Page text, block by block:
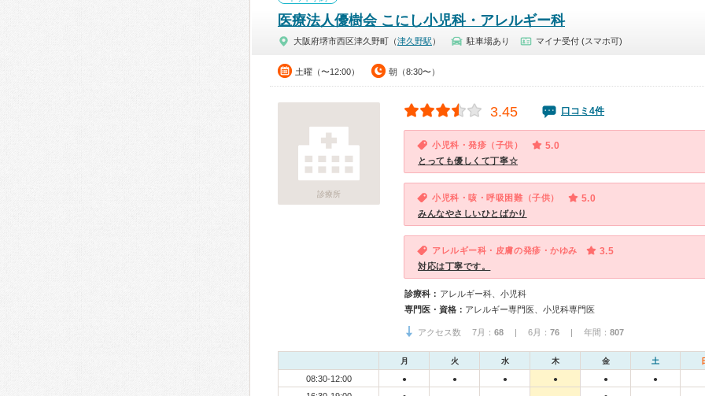
医療法人優樹会 こにし小児科・アレルギー科
大阪府堺市西区津久野町（津久野駅 ） 駐車場あり マイナ受付 (スマホ可)
土曜（〜12:00） 朝（8:30〜）
診療所
3.45 口コミ4件
小児科・発疹（子供） 5.0
とっても優しくて丁寧☆
小児科・咳・呼吸困難（子供） 5.0
みんなやさしいひとばかり
アレルギー科・皮膚の発疹・かゆみ 3.5
対応は丁寧です。
診療科： アレルギー科、小児科
専門医・資格： アレルギー専門医、小児科専門医
アクセス数 7月： 68 | 6月： 76 | 年間： 807
月 火 水 木 金 土
08:30-12:00 ● ● ● ● ● ●